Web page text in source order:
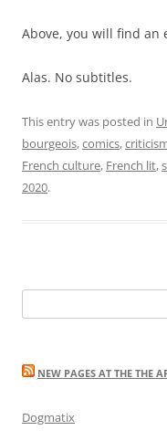
Above, you will find an
Alas. No subtitles.
This entry was posted in
bourgeois,comics,
French culture, French lit,
2020.
for:
NEW PAGES AT THE THE
Dogmatix